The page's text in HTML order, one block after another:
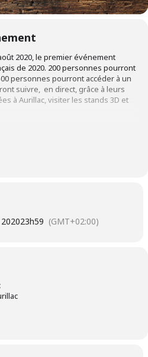
2020, le premier événement
de 2020. 200 personnes pourront
personnes pourront accéder à un
suivre, en direct, grâce à leurs
à Aurillac, visiter les stands 3D et
Etienne Dugas, président
plénière.
est entièrement présenté grâce à
23h59 (GMT+02:00)